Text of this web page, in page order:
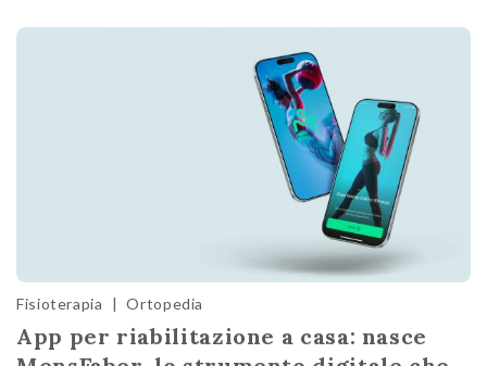
Fisioterapia | Ortopedia
App per riabilitazione a casa: nasce